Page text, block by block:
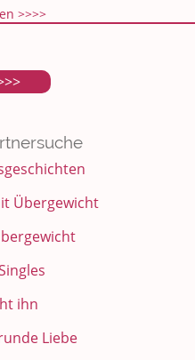
>>>>
Übergewicht
ihn
Liebe